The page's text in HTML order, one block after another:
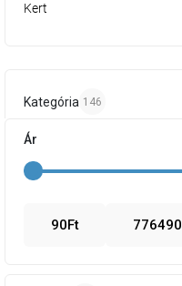
Kert
Kategória 146
Ár
90Ft 776490